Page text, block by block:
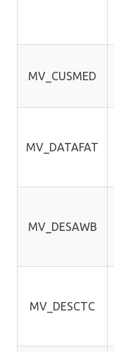
MV_CUSMED
MV_DATAFAT
MV_DESAWB
MV_DESCTC